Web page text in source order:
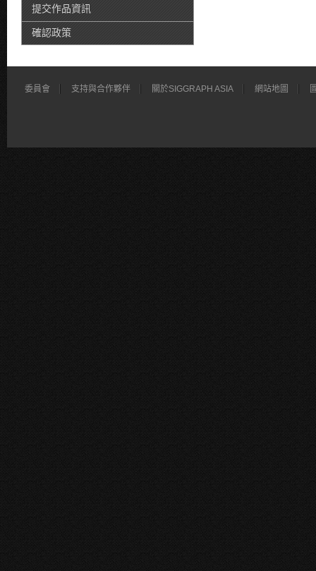
提交作品資訊
確認政策
委員會 支持與合作夥伴 關於SIGGRAPH ASIA 網站地圖